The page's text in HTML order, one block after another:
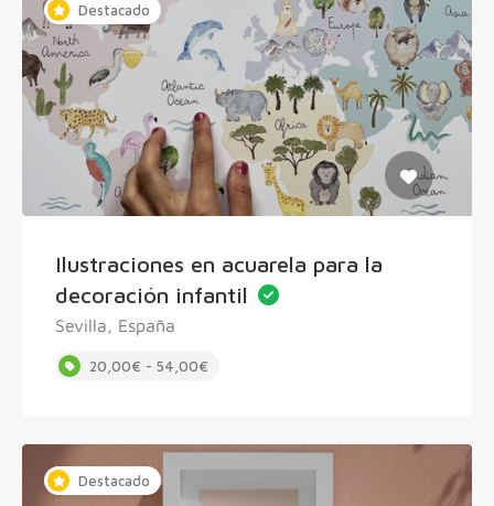
Destacado
Ilustraciones en acuarela para la
decoración infantil
Sevilla, España
20,00€ - 54,00€
Destacado